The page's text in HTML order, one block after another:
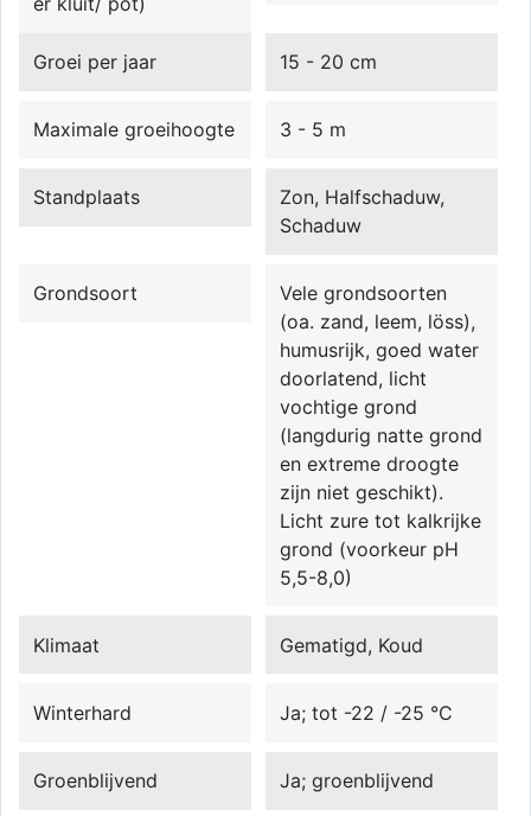
Groei per jaar 15 - 20 cm
Maximale groeihoogte 3 - 5 m
Standplaats
Zon, Halfschaduw,
Schaduw
Grondsoort
Vele grondsoorten
(oa. zand, leem, löss),
humusrijk, goed water
doorlatend, licht
vochtige grond
(langdurig natte grond
en extreme droogte
zijn niet geschikt).
Licht zure tot kalkrijke
grond (voorkeur pH
5,5-8,0)
Klimaat Gematigd, Koud
Winterhard Ja; tot -22 / -25 °C
Groenblijvend Ja; groenblijvend